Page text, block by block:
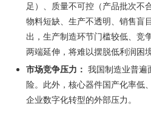
足）、质量不可控（产品批次不
物料短缺、生产不透明、销售盲
出，生产制造环节门槛较低、竞
两端延伸，将难以摆脱低利润困
市场竞争压力： 我国制造业普遍
险。此外，核心器件国产化率低
企业数字化转型的外部压力。